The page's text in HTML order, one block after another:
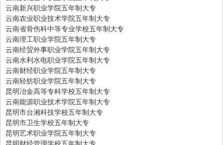
云南新兴职业学院五年制大专
云南农业职业技术学院五年制大专
云南省骨伤科中等专业学校五年制大专
云南理工职业学院五年制大专
云南经贸外事职业学院五年制大专
云南水利水电职业学院五年制大专
云南财经职业学院五年制大专
云南轻纺职业学院五年制大专
昆明冶金高等专科学校五年制大专
云南能源职业技术学院五年制大专
昆明市台湘科技学校五年制大专
昆明市卫生学校五年制大专
昆明艺术职业学院五年制大专
昆明财经管理学校五年制大专